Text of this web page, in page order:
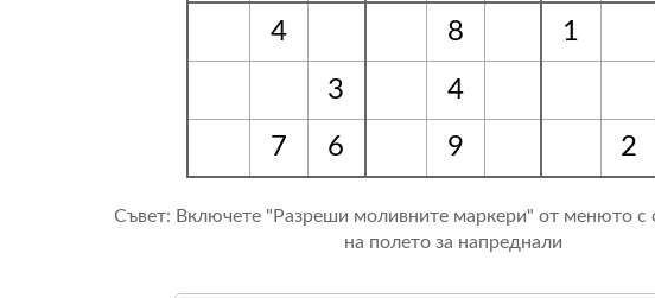
4 8 1
3
4
7
6 9 2
Съвет: Включете "Разреши моливните маркери" от менюто с
на полето за напреднали